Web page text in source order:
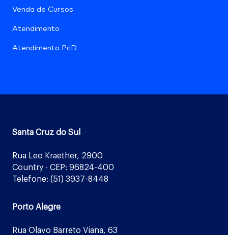
Venda de Cursos
Atendimento
Atendimento PcD
Santa Cruz do Sul
Rua Leo Kraether, 2900
Country - CEP: 96824-400
Telefone: (51) 3937-8448
Porto Alegre
Rua Olavo Barreto Viana, 63